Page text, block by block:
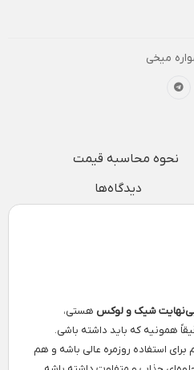
میخی
نحوه محاسبه قیمت
دیدگاه‌ها
شیک و لوکس هستی،
همونیه که باید داشته باشی.
استفاده روزمره عالی باشه و هم